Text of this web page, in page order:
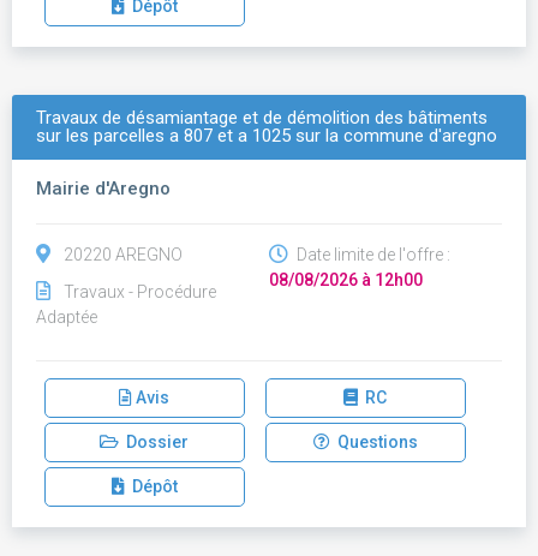
Dépôt
Travaux de désamiantage et de démolition des bâtiments
sur les parcelles a 807 et a 1025 sur la commune d'aregno
Mairie d'Aregno
20220 AREGNO
Travaux - Procédure
Adaptée
Date limite de l'offre :
08/08/2026 à 12h00
Avis RC
Dossier Questions
Dépôt